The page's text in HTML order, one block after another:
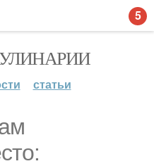
статьи
5